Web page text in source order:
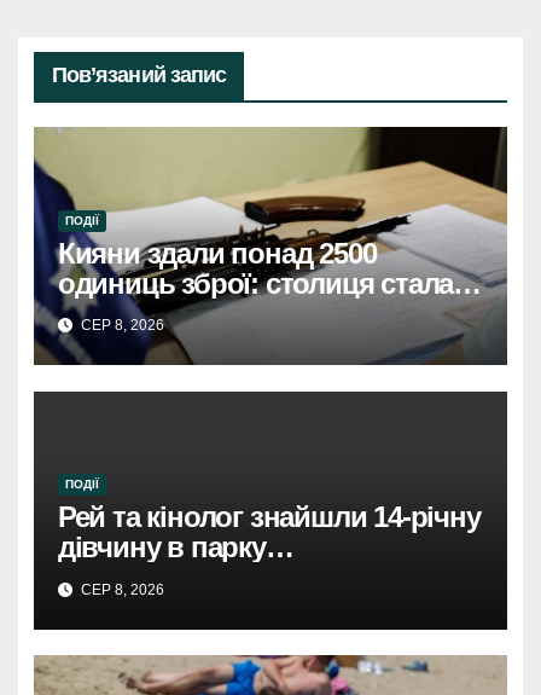
Пов’язаний запис
ПОДІЇ
Кияни здали понад 2500
одиниць зброї: столиця стала
безпечнішою
СЕР 8, 2026
ПОДІЇ
Рей та кінолог знайшли 14-річну
дівчину в парку
Святошинського району.
СЕР 8, 2026